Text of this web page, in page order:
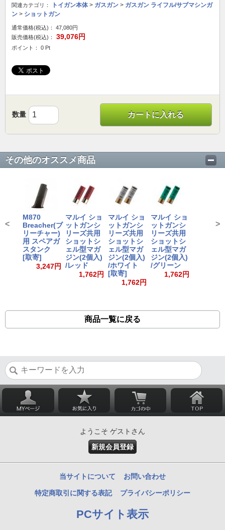
関連カテゴリ： トイガン本体> ガスガン > ガスガン ライフル/サブマシンガ
ン > ショットガン
通常価格(税込)：
47,080円
販売価格(税込)：
39,076円
ポイント： 0 Pt
数量 カートに入れる
その他のオススメ商品
M870
Breacher(ブ
リーチャー)
用 スペアガ
スタンク
[取寄]
3,247円
マルイ ショ
ットガンシ
リーズ共用
ショットシ
ェル型マガ
ジン(2個入)
/レッド
1,762円
マルイ ショ
ットガンシ
リーズ共用
ショットシ
ェル型マガ
ジン(2個入)
/ホワイト
[取寄]
1,762円
マルイ ショ
ットガンシ
リーズ共用
ショットシ
ェル型マガ
ジン(2個入)
/グリーン
1,762円
< >
商品一覧に戻る
ようこそ ゲストさん
新規会員登録
当サイトについて お問い合わせ
特定商取引に関する表記 プライバシーポリシー
PCサイト表示